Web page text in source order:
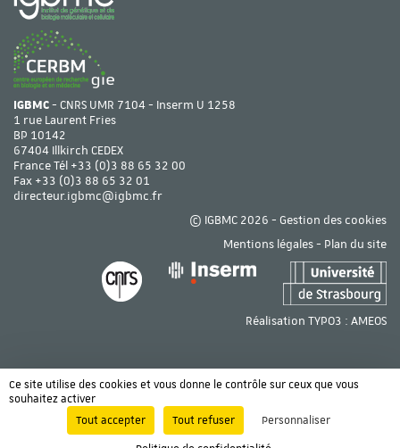
IGBMC- CNRS UMR 7104 - Inserm U 1258
1 rue Laurent Fries
BP 10142
67404 Illkirch CEDEX
France Tél +33 (0)3 88 65 32 00
Fax +33 (0)3 88 65 32 01
directeur.igbmc@igbmc.fr
© IGBMC 2026 - Gestion des cookies
Mentions légales- Plan du site
Réalisation TYPO3 : AMEOS
Ce site utilise des cookies et vous donne le contrôle sur ceux que vous
souhaitez activer
Tout accepter
Tout refuser
Personnaliser